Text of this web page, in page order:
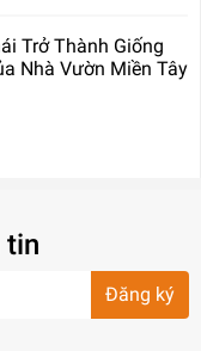
Trở Thành Giống
Nhà Vườn Miền Tây
tin
Đăng ký